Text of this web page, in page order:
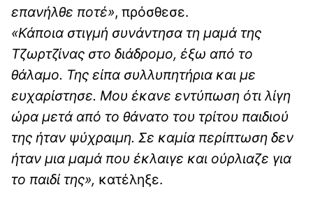
επανήλθε ποτέ», πρόσθεσε.
«Κάποια στιγμή συνάντησα τη μαμά της
Τζωρτζίνας στο διάδρομο, έξω από το
θάλαμο. Της είπα συλλυπητήρια και με
ευχαρίστησε. Μου έκανε εντύπωση ότι λίγη
ώρα μετά από το θάνατο του τρίτου παιδιού
της ήταν ψύχραιμη. Σε καμία περίπτωση δεν
ήταν μια μαμά που έκλαιγε και ούρλιαζε για
το παιδί της», κατέληξε.